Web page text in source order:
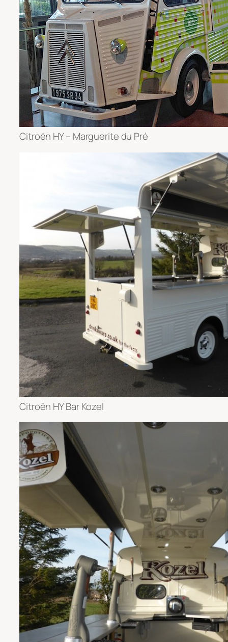
Citroën HY – Marguerite du Pré
Citroën HY Bar Kozel